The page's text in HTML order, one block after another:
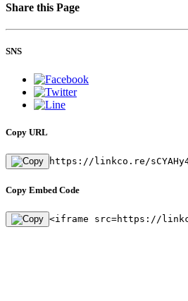
Share this Page
SNS
Copy URL
https://linkco.re/
Copy Embed Code
<iframe src=https://